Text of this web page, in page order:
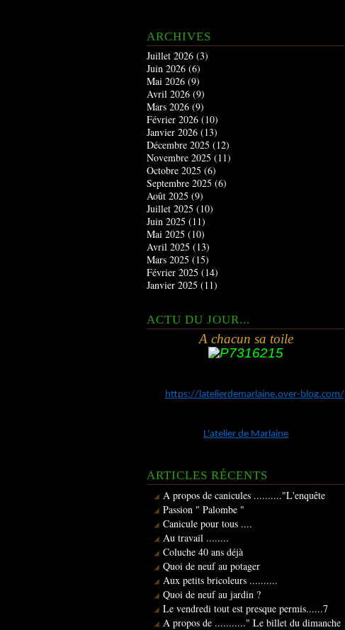
ARCHIVES
Juillet 2026 (3)
Juin 2026 (6)
Mai 2026 (9)
Avril 2026 (9)
Mars 2026 (9)
Février 2026 (10)
Janvier 2026 (13)
Décembre 2025 (12)
Novembre 2025 (11)
Octobre 2025 (6)
Septembre 2025 (6)
Août 2025 (9)
Juillet 2025 (10)
Juin 2025 (11)
Mai 2025 (10)
Avril 2025 (13)
Mars 2025 (15)
Février 2025 (14)
Janvier 2025 (11)
ACTU DU JOUR...
A chacun sa toile
https://latelierdemarlaine.over-blog.com/
L'atelier de Marlaine
ARTICLES RÉCENTS
A propos de canicules .........."L'enquête
Passion " Palombe "
Canicule pour tous ....
Au travail ........
Coluche 40 ans déjà
Quoi de neuf au potager
Aux petits bricoleurs ..........
Quoi de neuf au jardin ?
Le vendredi tout est presque permis......7
A propos de ..........." Le billet du dimanche